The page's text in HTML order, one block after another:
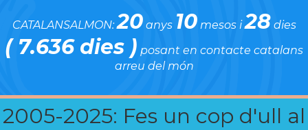
CATALANSALMON:20anys 10mesos i28 dies
( 7.636 dies ) posant en contacte catalans
arreu del món
2005-2025: Fes un cop d'ull al